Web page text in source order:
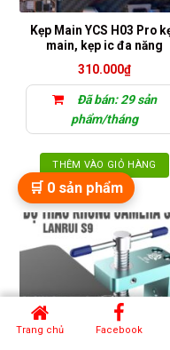
Kẹp Main YCS H03 Pro
main, kẹp ic đa năng
310.000₫
Đã bán: 29 sản
phẩm/tháng
THÊM VÀO GIỎ HÀNG
Trang chủ Facebook
🛒 0 sản phẩm